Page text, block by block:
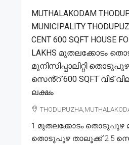
MUTHALAKODAM
MUNICIPALITY
CENT 600 SQFT HOUSE
LAKHS മുതലക്കോടം
മുനിസിപ്പാലിറ്റി
സെൻ്റ് 600 SQFT വീട്
ലക്ഷം
1.മുതലക്കോടം തൊടുപുഴ
തൊടുപുഴ താലൂക്ക് 2.5